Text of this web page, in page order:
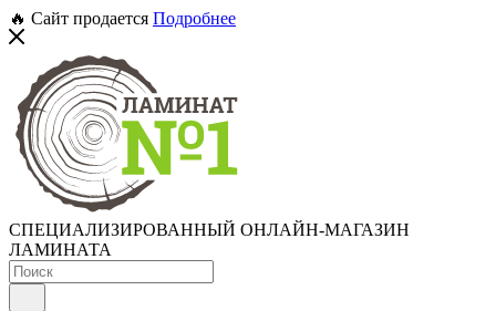
🔥 Сайт продается Подробнее
СПЕЦИАЛИЗИРОВАННЫЙ ОНЛАЙН-МАГАЗИН
ЛАМИНАТА